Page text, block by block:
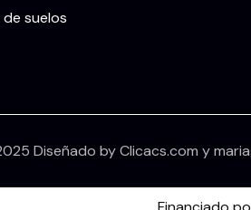
suelos
Diseñado byClicacs.com y